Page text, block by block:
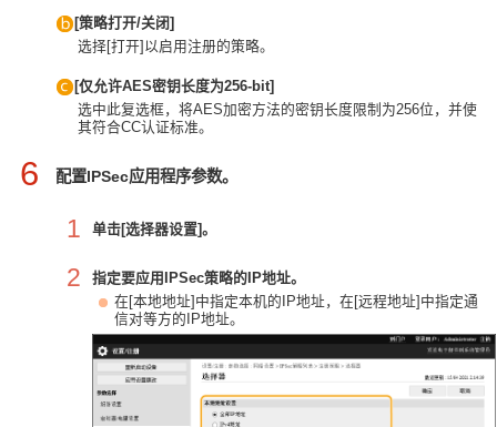
[策略打开/关闭]
选择[打开]以启用注册的策略。
[仅允许AES密钥长度为256-bit]
选中此复选框，将AES加密方法的密钥长度限制为256位，并使
其符合CC认证标准。
6 配置IPSec应用程序参数。
1 单击[选择器设置]。
2
指定要应用IPSec策略的IP地址。
在[本地地址]中指定本机的IP地址，在[远程地址]中指定通
信对等方的IP地址。